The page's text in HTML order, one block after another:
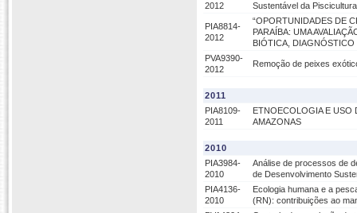
2012
Sustentável da
PIA8814-
2012
“OPORTUNIDADES DE
PARAÍBA: UMA
BIÓTICA, DIAGNÓSTICO
PVA9390-
2012
Remoção de peixes
2011
PIA8109-
2011
ETNOECOLOGIA E USO
AMAZONAS
2010
PIA3984-
2010
Análise de processos de
de Desenvolvimento
PIA4136-
2010
Ecologia humana e a
(RN): contribuições ao